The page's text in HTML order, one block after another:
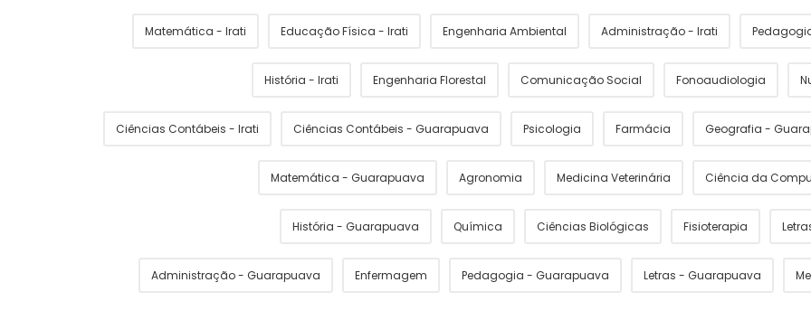
Matemática - Irati Educação Física - Irati Engenharia Ambiental Administração - Irati
História - Irati Engenharia Florestal Comunicação Social Fonoaudiologia
Ciências Contábeis - Irati Ciências Contábeis - Guarapuava Psicologia Farmácia Geografia -
Matemática - Guarapuava Agronomia Medicina Veterinária Ciência da
História - Guarapuava Química Ciências Biológicas Fisioterapia
Administração - Guarapuava Enfermagem Pedagogia - Guarapuava Letras - Guarapuava